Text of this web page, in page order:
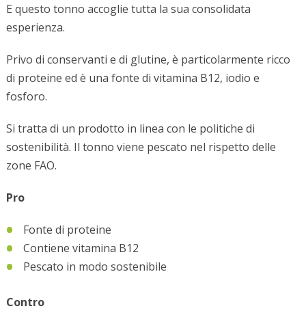
E questo tonno accoglie tutta la sua consolidata
esperienza.
Privo di conservanti e di glutine, è particolarmente ricco
di proteine ed è una fonte di vitamina B12, iodio e
fosforo.
Si tratta di un prodotto in linea con le politiche di
sostenibilità. Il tonno viene pescato nel rispetto delle
zone FAO.
Pro
Fonte di proteine
Contiene vitamina B12
Pescato in modo sostenibile
Contro